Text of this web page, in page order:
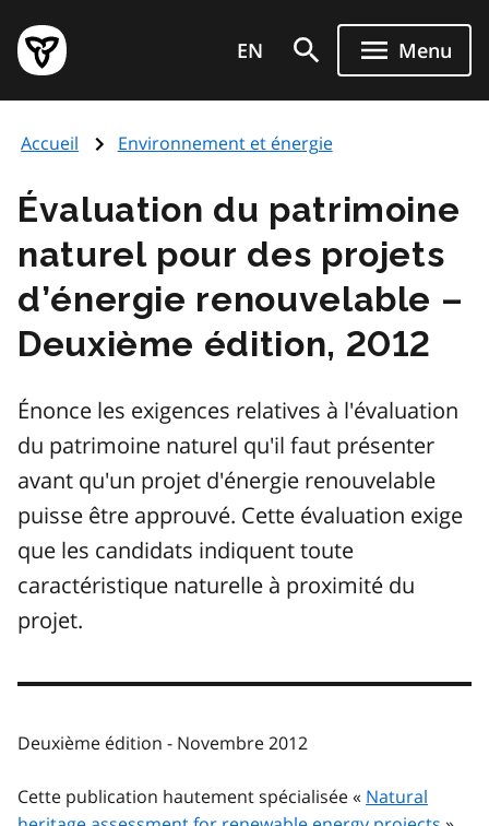
au
contenu
principal
Page
d'accueil
de
EN Menu
Accueil Environnement et énergie
Évaluation du patrimoine
naturel pour des projets
d’énergie renouvelable –
Deuxième édition, 2012
Énonce les exigences relatives à l'évaluation
du patrimoine naturel qu'il faut présenter
avant qu'un projet d'énergie renouvelable
puisse être approuvé. Cette évaluation exige
que les candidats indiquent toute
caractéristique naturelle à proximité du
projet.
Deuxième édition - Novembre 2012
Cette publication hautement spécialisée « Natural